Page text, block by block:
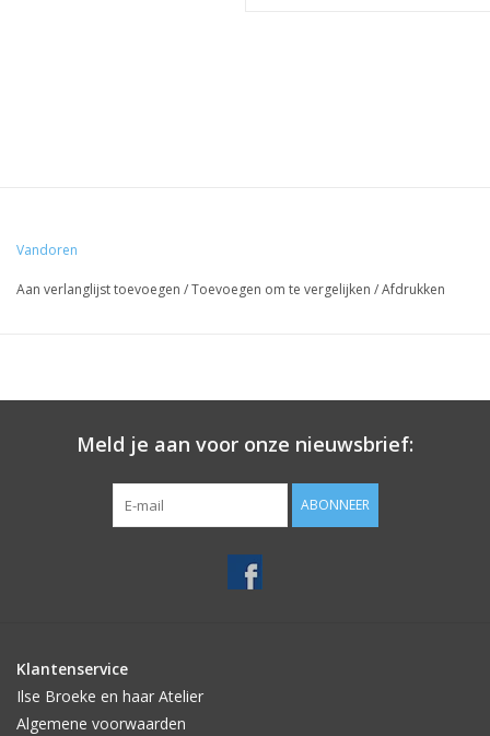
Vandoren
Aan verlanglijst toevoegen /Toevoegen om te vergelijken /Afdrukken
Meld je aan voor onze nieuwsbrief:
ABONNEER
Klantenservice
Ilse Broeke en haar Atelier
Algemene voorwaarden